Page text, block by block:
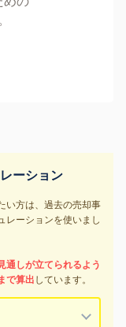
ーション
い方は、過去の売却事
レーションを使いまし
通しが立てられるよう
で算出 しています。